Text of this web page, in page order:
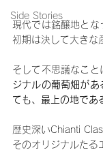
Side Stories
現代では銘醸地とな
初期は決して大きな
そして不思議なこと
ジナルの葡萄畑が
ても、最上の地であ
歴史深いChianti
そのオリジナルたる